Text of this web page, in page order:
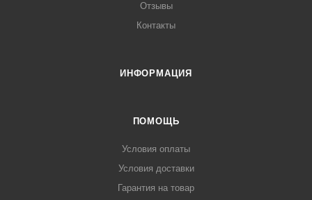
Отзывы
Контакты
ИНФОРМАЦИЯ
ПОМОЩЬ
Условия оплаты
Условия доставки
Гарантия на товар